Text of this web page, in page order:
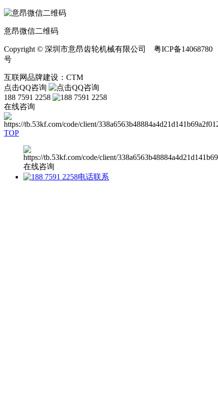
意昂微信二维码
Copyright © 深圳市意昂齿轮机械有限公司 粤ICP备14068780
号
互联网品牌建设：CTM
点击QQ咨询
188 7591 2258
在线咨询
TOP
在线咨询
电话联系